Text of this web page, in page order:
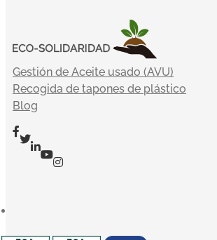
Gestión de Aceite usado (AVU)
Recogida de tapones de plástico
Blog